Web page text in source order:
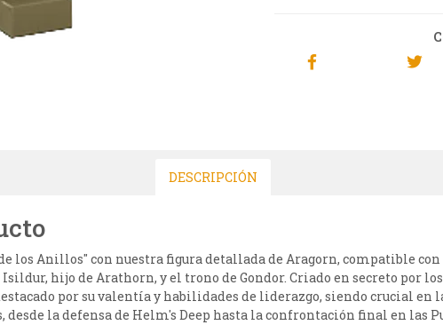
DESCRIPCIÓN
los Anillos" con nuestra figura detallada de Aragorn, compatible
hijo de Arathorn, y el trono de Gondor. Criado en secreto por
por su valentía y habilidades de liderazgo, siendo crucial en
la defensa de Helm's Deep hasta la confrontación final en las